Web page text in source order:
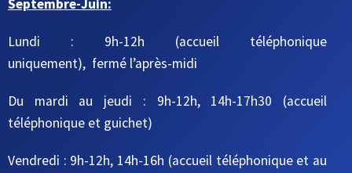
Septembre-Juin:
Lundi : 9h-12h (accueil téléphonique
uniquement), fermé l’après-midi
Du mardi au jeudi : 9h-12h, 14h-17h30 (accueil
téléphonique et guichet)
Vendredi : 9h-12h, 14h-16h (accueil téléphonique et au